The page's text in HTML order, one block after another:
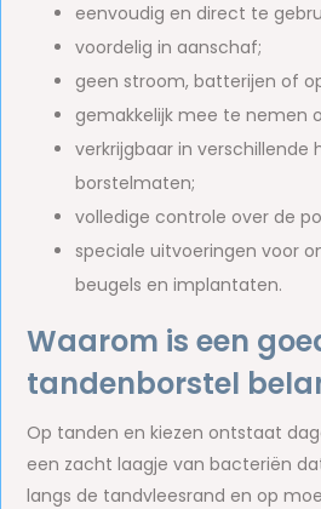
eenvoudig en direct te
voordelig in aanschaf;
geen stroom, batterijen of
gemakkelijk mee te nemen
verkrijgbaar in verschillende
borstelmaten;
volledige controle over de
speciale uitvoeringen voor
beugels en implantaten.
Waarom is een
tandenborstel
Op tanden en kiezen ontstaat
een zacht laagje van bacteriën
langs de tandvleesrand en op